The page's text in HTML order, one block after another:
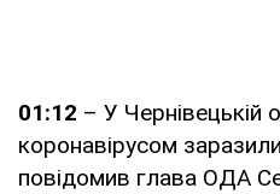
01:12 – У Чернівецькій
коронавірусом
повідомив глава ОДА